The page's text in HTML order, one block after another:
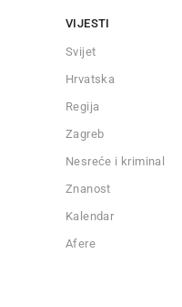
VIJESTI
Svijet
Hrvatska
Regija
Zagreb
Nesreće i kriminal
Znanost
Kalendar
Afere